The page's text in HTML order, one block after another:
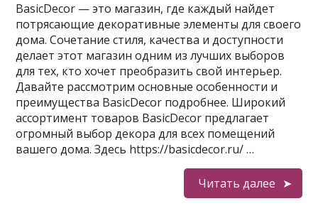
BasicDecor — это магазин, где каждый найдет
потрясающие декоративные элементы для своего
дома. Сочетание стиля, качества и доступности
делает этот магазин одним из лучших выборов
для тех, кто хочет преобразить свой интерьер.
Давайте рассмотрим основные особенности и
преимущества BasicDecor подробнее. Широкий
ассортимент товаров BasicDecor предлагает
огромный выбор декора для всех помещений
вашего дома. Здесь https://basicdecor.ru/ …
Читать далее